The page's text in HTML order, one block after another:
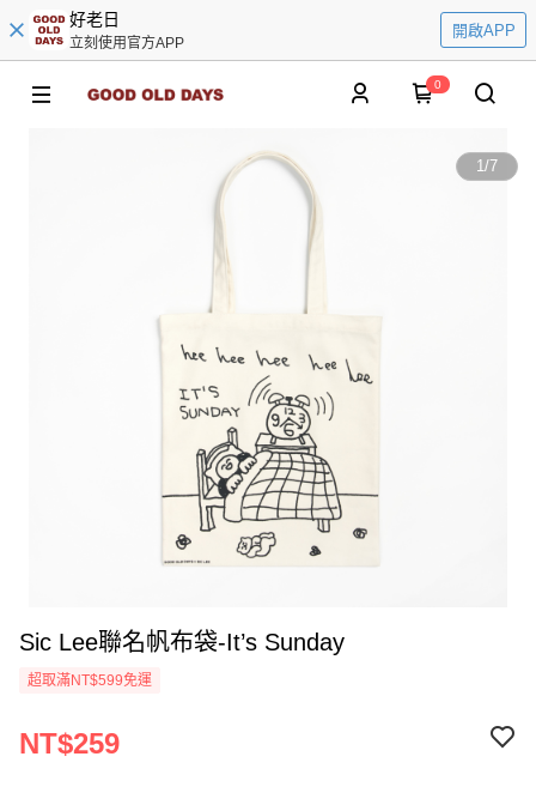
好老日
立刻使用官方APP
開啟APP
0
1/7
Sic Lee聯名帆布袋-It’s Sunday
超取滿NT$599免運
NT$259